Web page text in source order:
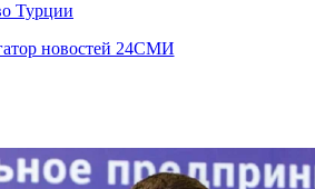
Турции
новостей 24СМИ